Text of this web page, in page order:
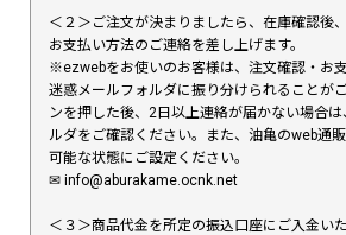
＜２＞ご注文が決まりましたら、在庫確認後
お支払い方法のご連絡を差し上げます。
※ezwebをお使いのお客様は、注文確認・お
迷惑メールフォルダに振り分けられることが
ンを押した後、2日以上連絡が届かない場合
ルダをご確認ください。また、油亀のweb通
可能な状態にご設定ください。
✉︎ info@aburakame.ocnk.net
＜３＞商品代金を所定の振込口座にご入金い